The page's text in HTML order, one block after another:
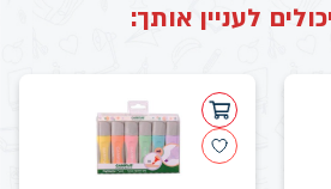
לעניין אותך: